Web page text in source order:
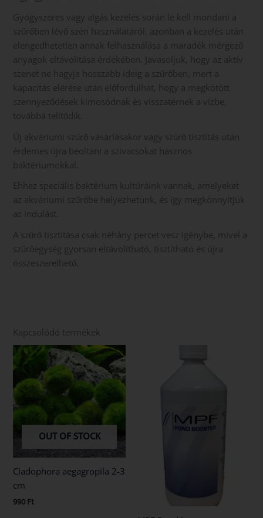
Gyógyszeres vagy algás kezelés során le kell mondani a
szűrőben lévő szén használatáról, azonban a kezelés után
elengedhetetlen annak felhasználása a maradék mérgező
anyagok eltávolítása érdekében. Javasoljuk, hogy az aktív
szenet ne hagyja hosszabb ideig a szűrőben, mert a
kapacitás elérése után előfordulhat, hogy a megkötött
szennyeződések kimosódnak és visszatérnek a vízbe,
továbbá telítődik.
Új akváriumi szűrő vásárlásakor vagy szűrő tisztítás után
érdemes újra beoltani a szivacsokat hasznos
baktériumokkal.
Ehhez speciális baktérium kultúráink vannak, amelyeket
az akváriumi szűrőbe helyezhetünk, és így megkönnyítjük
az indulást.
A szűrő tisztítása csak néhány percet vesz igénybe, mivel a
szűrőegység gyorsan eltávolítható, tisztítható és újra
összeszerelhető.
Kapcsolódó termékek
OUT OF STOCK
Cladophora aegagropila 2-3
cm
990 Ft